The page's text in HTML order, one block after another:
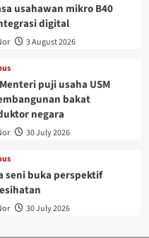
usahawan mikro B40
digital
3 August 2026
puji usaha USM
bakat
negara
30 July 2026
seni buka perspektif
30 July 2026